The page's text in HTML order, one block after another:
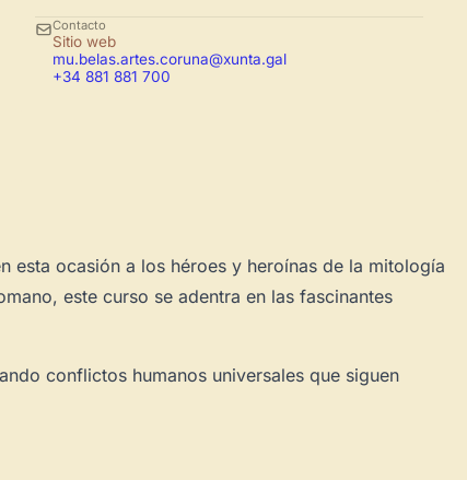
Contacto
Sitio web
mu.belas.artes.coruna@xunta.gal
+34 881 881 700
esta ocasión a los héroes y heroínas de la mitología
este curso se adentra en las fascinantes
conflictos humanos universales que siguen